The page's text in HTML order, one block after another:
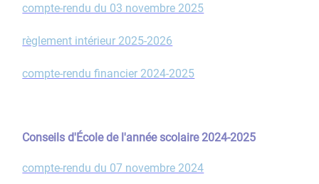
compte-rendu du 03 novembre 2025
règlement intérieur 2025-2026
compte-rendu financier 2024-2025
Conseils d'École de l'année scolaire 2024-2025
compte-rendu du 07 novembre 2024